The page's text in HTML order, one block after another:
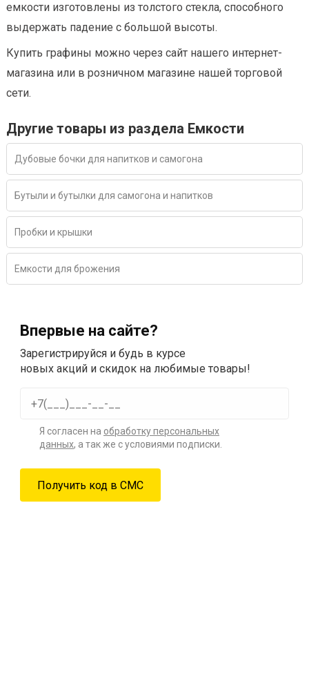
емкости изготовлены из толстого стекла, способного
выдержать падение с большой высоты.
Купить графины можно через сайт нашего интернет-
магазина или в розничном магазине нашей торговой
сети.
Другие товары из раздела Емкости
Дубовые бочки для напитков и самогона
Бутыли и бутылки для самогона и напитков
Пробки и крышки
Емкости для брожения
Впервые на сайте?
Зарегистрируйся и будь в курсе
новых акций и скидок на любимые товары!
Я согласен на обработку персональных
данных, а так же с условиями подписки.